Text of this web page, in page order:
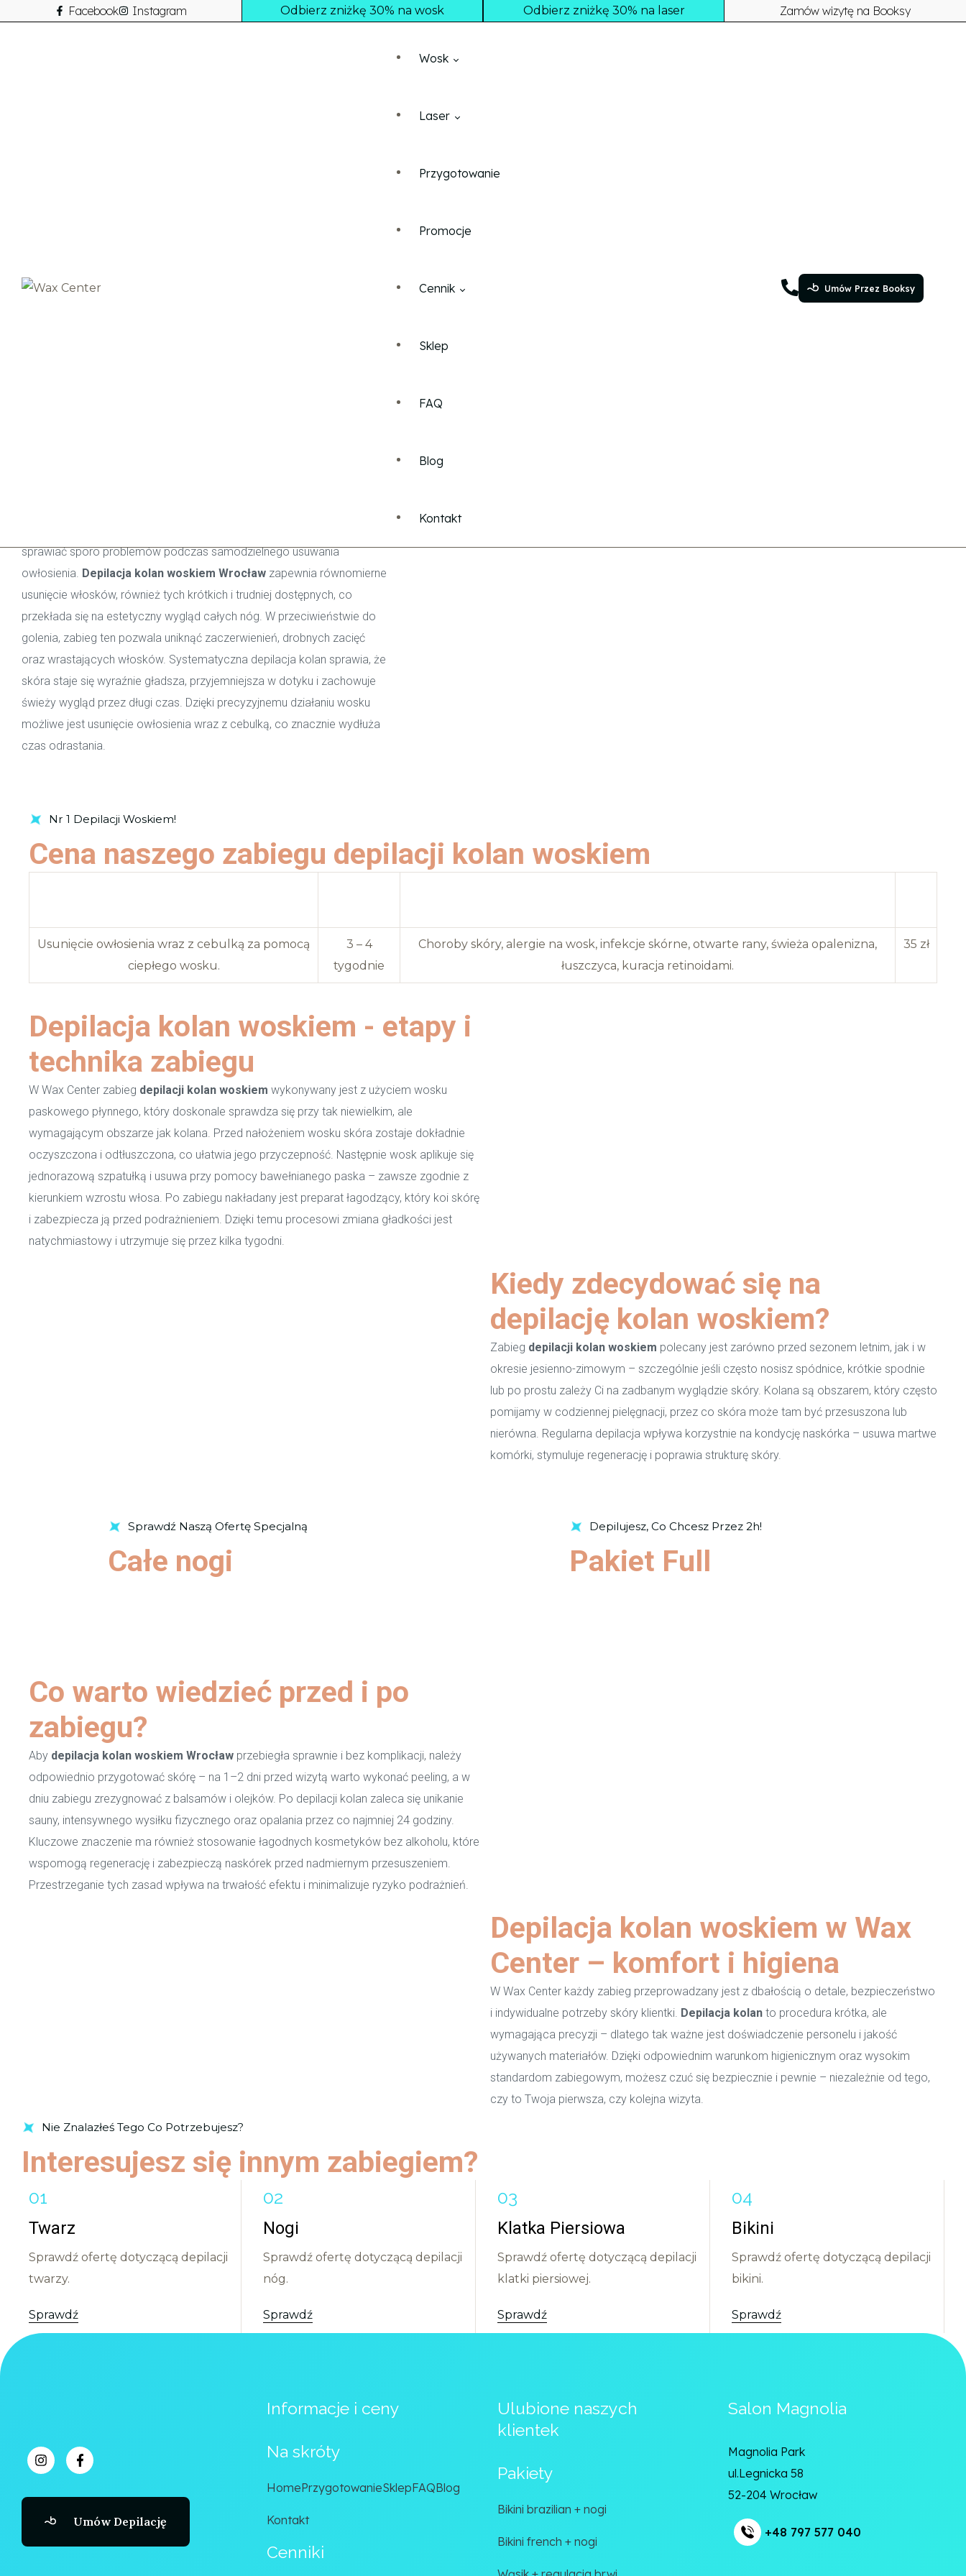
Facebook Instagram Odbierz zniżkę 30% na wosk Odbierz zniżkę 30% na laser Zamów wizytę na Booksy
Wosk
Laser
Przygotowanie
Promocje
Cennik
Sklep
FAQ
Blog
Kontakt
Umów Przez Booksy
sprawiać sporo problemów podczas samodzielnego usuwania
owłosienia. Depilacja kolan woskiem Wrocław zapewnia równomierne
usunięcie włosków, również tych krótkich i trudniej dostępnych, co
przekłada się na estetyczny wygląd całych nóg. W przeciwieństwie do
golenia, zabieg ten pozwala uniknąć zaczerwienień, drobnych zacięć
oraz wrastających włosków. Systematyczna depilacja kolan sprawia, że
skóra staje się wyraźnie gładsza, przyjemniejsza w dotyku i zachowuje
świeży wygląd przez długi czas. Dzięki precyzyjnemu działaniu wosku
możliwe jest usunięcie owłosienia wraz z cebulką, co znacznie wydłuża
czas odrastania.
Nr 1 Depilacji Woskiem!
Cena naszego zabiegu depilacji kolan woskiem
Usunięcie owłosienia wraz z cebulką za pomocą
ciepłego wosku.
3 – 4
tygodnie
Choroby skóry, alergie na wosk, infekcje skórne, otwarte rany, świeża opalenizna,
łuszczyca, kuracja retinoidami.
35 zł
Depilacja kolan woskiem - etapy i
technika zabiegu
W Wax Center zabieg depilacji kolan woskiem wykonywany jest z użyciem wosku
paskowego płynnego, który doskonale sprawdza się przy tak niewielkim, ale
wymagającym obszarze jak kolana. Przed nałożeniem wosku skóra zostaje dokładnie
oczyszczona i odtłuszczona, co ułatwia jego przyczepność. Następnie wosk aplikuje się
jednorazową szpatułką i usuwa przy pomocy bawełnianego paska – zawsze zgodnie z
kierunkiem wzrostu włosa. Po zabiegu nakładany jest preparat łagodzący, który koi skórę
i zabezpiecza ją przed podrażnieniem. Dzięki temu procesowi zmiana gładkości jest
natychmiastowy i utrzymuje się przez kilka tygodni.
Kiedy zdecydować się na
depilację kolan woskiem?
Zabieg depilacji kolan woskiem polecany jest zarówno przed sezonem letnim, jak i w
okresie jesienno-zimowym – szczególnie jeśli często nosisz spódnice, krótkie spodnie
lub po prostu zależy Ci na zadbanym wyglądzie skóry. Kolana są obszarem, który często
pomijamy w codziennej pielęgnacji, przez co skóra może tam być przesuszona lub
nierówna. Regularna depilacja wpływa korzystnie na kondycję naskórka – usuwa martwe
komórki, stymuluje regenerację i poprawia strukturę skóry.
Sprawdź Naszą Ofertę Specjalną
Całe nogi
Depilujesz, Co Chcesz Przez 2h!
Pakiet Full
Co warto wiedzieć przed i po
zabiegu?
Aby depilacja kolan woskiem Wrocław przebiegła sprawnie i bez komplikacji, należy
odpowiednio przygotować skórę – na 1–2 dni przed wizytą warto wykonać peeling, a w
dniu zabiegu zrezygnować z balsamów i olejków. Po depilacji kolan zaleca się unikanie
sauny, intensywnego wysiłku fizycznego oraz opalania przez co najmniej 24 godziny.
Kluczowe znaczenie ma również stosowanie łagodnych kosmetyków bez alkoholu, które
wspomogą regenerację i zabezpieczą naskórek przed nadmiernym przesuszeniem.
Przestrzeganie tych zasad wpływa na trwałość efektu i minimalizuje ryzyko podrażnień.
Depilacja kolan woskiem w Wax
Center – komfort i higiena
W Wax Center każdy zabieg przeprowadzany jest z dbałością o detale, bezpieczeństwo
i indywidualne potrzeby skóry klientki. Depilacja kolan to procedura krótka, ale
wymagająca precyzji – dlatego tak ważne jest doświadczenie personelu i jakość
używanych materiałów. Dzięki odpowiednim warunkom higienicznym oraz wysokim
standardom zabiegowym, możesz czuć się bezpiecznie i pewnie – niezależnie od tego,
czy to Twoja pierwsza, czy kolejna wizyta.
Nie Znalazłeś Tego Co Potrzebujesz?
Interesujesz się innym zabiegiem?
Twarz
Sprawdź ofertę dotyczącą depilacji
twarzy.
Sprawdź
Nogi
Sprawdź ofertę dotyczącą depilacji
nóg.
Sprawdź
Klatka Piersiowa
Sprawdź ofertę dotyczącą depilacji
klatki piersiowej.
Sprawdź
Bikini
Sprawdź ofertę dotyczącą depilacji
bikini.
Sprawdź
Umów Depilację
Informacje i ceny
Na skróty
HomePrzygotowanieSklepFAQBlog
Kontakt
Cenniki
Ulubione naszych
klientek
Pakiety
Bikini brazilian + nogi
Bikini french + nogi
Salon Magnolia
Magnolia Park
ul.Legnicka 58
52-204 Wrocław
+48 797 577 040